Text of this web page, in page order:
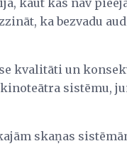
ka bezvadu
kvalitāti un
sistēmu,
skaņas